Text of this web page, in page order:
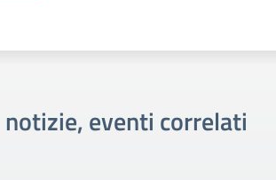
eventi correlati